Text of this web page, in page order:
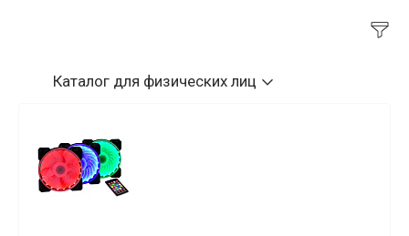
Каталог для физических лиц